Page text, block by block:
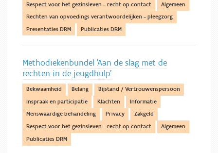
Respect voor het gezinsleven - recht op contact
Algemeen
Rechten van opvoedings verantwoordelijken - pleegzorg
Presentaties DRM
Publicaties DRM
Methodiekenbundel 'Aan de slag met de
rechten in de jeugdhulp'
Bekwaamheid Belang
Bijstand / Vertrouwenspersoon
Inspraak en participatie
Klachten
Informatie
Menswaardige behandeling
Privacy
Zakgeld
Respect voor het gezinsleven - recht op contact
Algemeen
Publicaties DRM